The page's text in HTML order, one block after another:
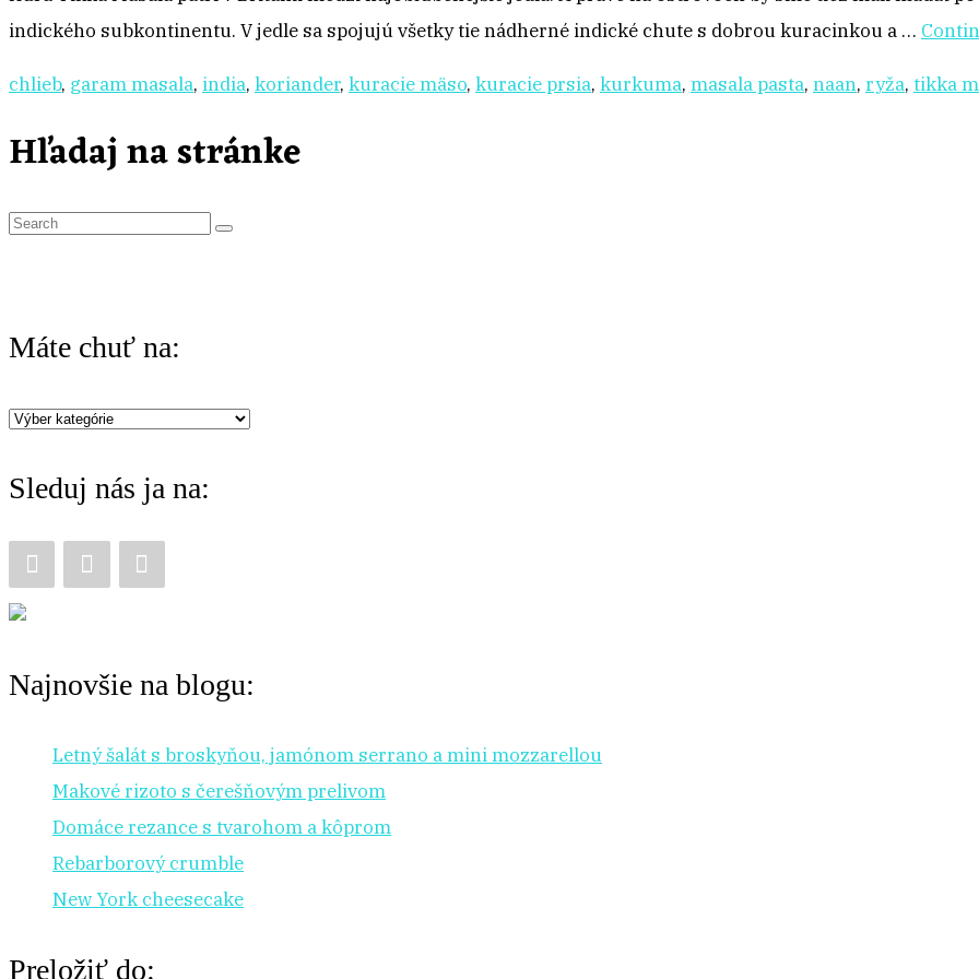
indického subkontinentu. V jedle sa spojujú všetky tie nádherné indické chute s dobrou kuracinkou a …
chlieb, garam masala, india, koriander, kuracie mäso, kuracie prsia, kurkuma, masala pasta, naan, ryža, tikka
Hľadaj na stránke
S
c
f
o
:
Máte chuť na:
Máte
na:
Sleduj nás ja na:
Najnovšie na blogu:
Letný šalát s broskyňou, jamónom serrano a mini mozzarellou
Makové rizoto s čerešňovým prelivom
Domáce rezance s tvarohom a kôprom
Rebarborový crumble
New York cheesecake
Preložiť do: